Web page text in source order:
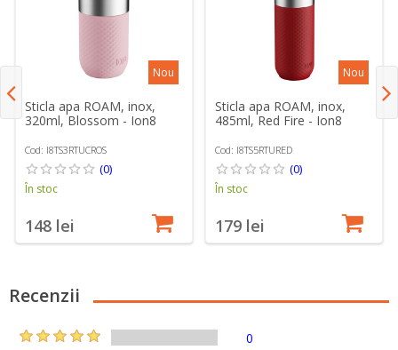
Nou
Sticla apa ROAM, inox,
320ml, Blossom - Ion8
Cod: I8TS3RTUCROS
(0)
În stoc
148 lei
Nou
Sticla apa ROAM, inox,
485ml, Red Fire - Ion8
Cod: I8TS5RTURED
(0)
În stoc
179 lei
Recenzii
0